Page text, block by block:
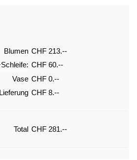
Blumen CHF 213.--
CHF 60.--
Vase CHF 0.--
Lieferung CHF 8.--
Total CHF 281.--